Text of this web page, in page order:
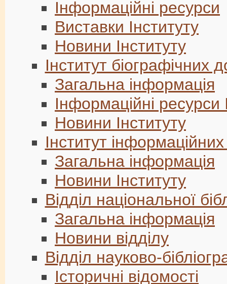
Інформаційні ресурси
Виставки Інституту
Новини Інституту
Інститут біографічних
Загальна інформація
Інформаційні ресурси
Новини Інституту
Інститут
Загальна інформація
Новини Інституту
Відділ національної
Загальна інформація
Новини відділу
Відділ науково-
Історичні відомості